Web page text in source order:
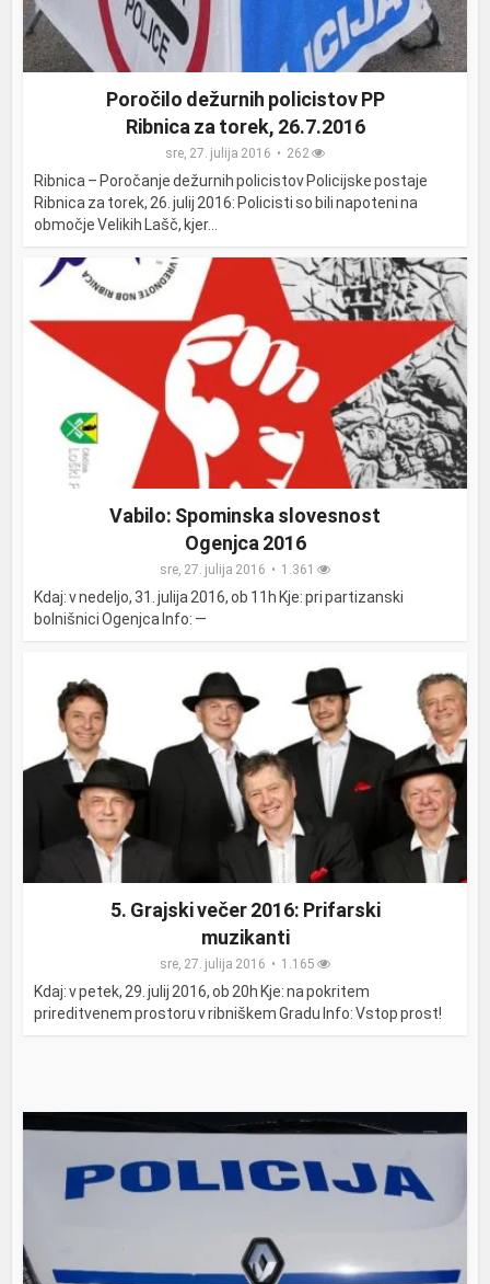
Poročilo dežurnih policistov PP
Ribnica za torek, 26.7.2016
sre, 27. julija 2016 262
Ribnica – Poročanje dežurnih policistov Policijske postaje
Ribnica za torek, 26. julij 2016: Policisti so bili napoteni na
območje Velikih Lašč, kjer...
Vabilo: Spominska slovesnost
Ogenjca 2016
sre, 27. julija 2016 1.361
Kdaj: v nedeljo, 31. julija 2016, ob 11h Kje: pri partizanski
bolnišnici Ogenjca Info: —
5. Grajski večer 2016: Prifarski
muzikanti
sre, 27. julija 2016 1.165
Kdaj: v petek, 29. julij 2016, ob 20h Kje: na pokritem
prireditvenem prostoru v ribniškem Gradu Info: Vstop prost!